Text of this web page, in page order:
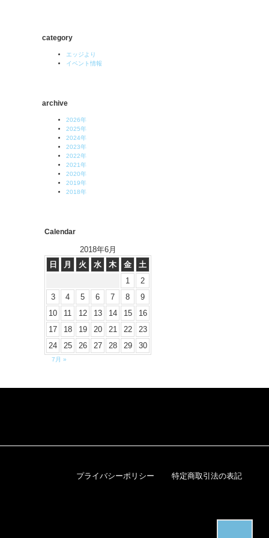
category
エッジより
イベント情報
archive
2026年
2025年
2024年
2023年
2022年
2021年
2020年
2019年
2018年
Calendar
2018年6月
日
月 火 水 木 金
土
1
2
3
4 5 6 7 8
9
10
11 12 13 14 15
16
17
18 19 20 21 22
23
24
25 26 27 28 29 30
7月 »
プライバシーポリシー 特定商取引法の表記